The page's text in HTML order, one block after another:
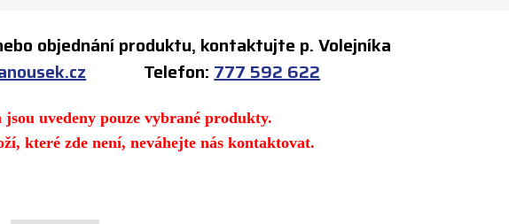
objednání produktu, kontaktujte p. Volejníka
Telefon:777 592 622
uvedeny pouze vybrané produkty.
které zde není, neváhejte nás kontaktovat.